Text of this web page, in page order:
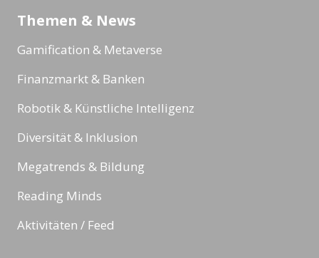
Themen & News
Gamification & Metaverse
Finanzmarkt & Banken
Robotik & Künstliche Intelligenz
Diversität & Inklusion
Megatrends & Bildung
Reading Minds
Aktivitäten / Feed